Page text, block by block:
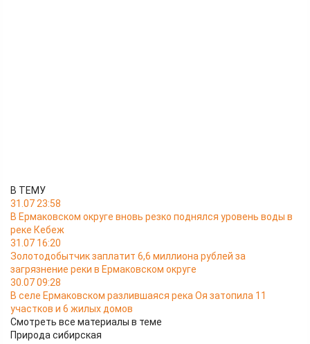
В ТЕМУ
31.07 23:58
В Ермаковском округе вновь резко поднялся уровень воды в
реке Кебеж
31.07 16:20
Золотодобытчик заплатит 6,6 миллиона рублей за
загрязнение реки в Ермаковском округе
30.07 09:28
В селе Ермаковском разлившаяся река Оя затопила 11
участков и 6 жилых домов
Смотреть все материалы в теме
Природа сибирская